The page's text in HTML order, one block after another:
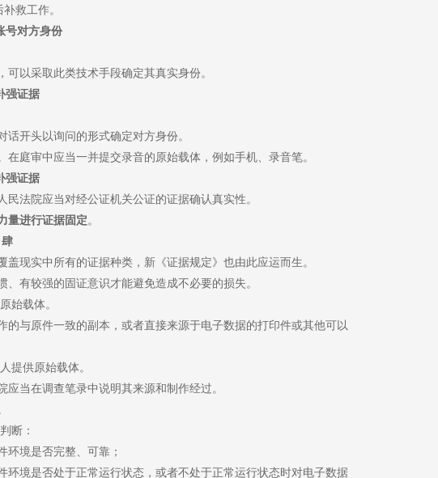
救工作。
号对方身份
以采取此类技术手段确定其真实身份。
强证据
话开头以询问的形式确定对方身份。
庭审中应当一并提交录音的原始载体，例如手机、录音笔。
强证据
法院应当对经公证机关公证的证据确认真实性。
量进行证据固定。
肆
现实中所有的证据种类，新《证据规定》也由此应运而生。
有较强的固证意识才能避免造成不必要的损失。
始载体。
与原件一致的副本，或者直接来源于电子数据的打印件或其他可以
提供原始载体。
当在调查笔录中说明其来源和制作经过。
断：
环境是否完整、可靠；
环境是否处于正常运行状态，或者不处于正常运行状态时对电子数据